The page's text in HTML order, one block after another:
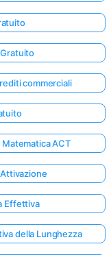
commerciali
ACT
Effettiva
della Lunghezza